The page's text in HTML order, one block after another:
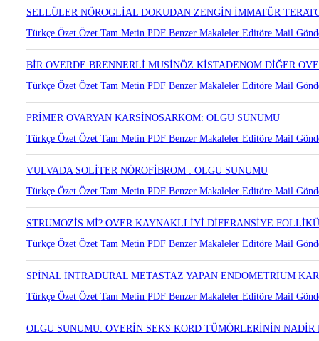
Türkçe ÖzetÖzetTam MetinPDFBenzer MakalelerEditöre Mail
SELLÜLER NÖROGLİAL DOKUDAN ZENGİN İMMATÜR
Türkçe ÖzetÖzetTam MetinPDFBenzer MakalelerEditöre Mail
BİR OVERDE BRENNERLİ MUSİNÖZ KİSTADENOM DİĞER
Türkçe ÖzetÖzetTam MetinPDFBenzer MakalelerEditöre Mail
PRİMER OVARYAN KARSİNOSARKOM: OLGU SUNUMU
Türkçe ÖzetÖzetTam MetinPDFBenzer MakalelerEditöre Mail
VULVADA SOLİTER NÖROFİBROM : OLGU SUNUMU
Türkçe ÖzetÖzetTam MetinPDFBenzer MakalelerEditöre Mail
STRUMOZİS Mİ? OVER KAYNAKLI İYİ DİFERANSİYE
Türkçe ÖzetÖzetTam MetinPDFBenzer MakalelerEditöre Mail
SPİNAL İNTRADURAL METASTAZ YAPAN ENDOMETRİUM
Türkçe ÖzetÖzetTam MetinPDFBenzer MakalelerEditöre Mail